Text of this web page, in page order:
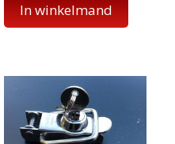
In winkelmand